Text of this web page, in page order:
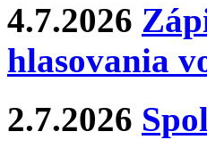
4.7.2026
hlasovania
2.7.2026